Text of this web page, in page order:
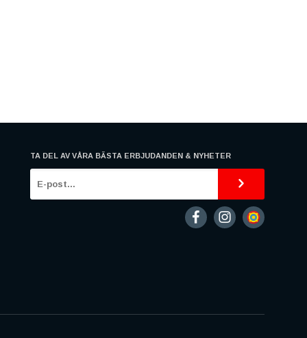
TA DEL AV VÅRA BÄSTA ERBJUDANDEN & NYHETER